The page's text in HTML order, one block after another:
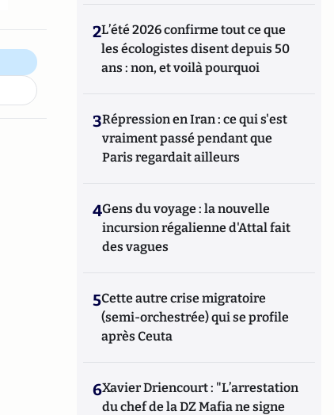
2L’été 2026 confirme tout ce que
les écologistes disent depuis 50
ans : non, et voilà pourquoi
3Répression en Iran : ce qui s'est
vraiment passé pendant que
Paris regardait ailleurs
4Gens du voyage : la nouvelle
incursion régalienne d'Attal fait
des vagues
5Cette autre crise migratoire
(semi-orchestrée) qui se profile
après Ceuta
6Xavier Driencourt : "L’arrestation
du chef de la DZ Mafia ne signe